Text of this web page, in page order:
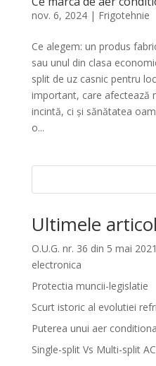
nov. 6, 2024| Frigotehnie
Ce alegem: un produs
sau unul din clasa
split de uz casnic pentru
important, care afectează
incintă, ci și sănătatea
o...
Ultimele
O.U.G. nr. 36 din 5 mai
electronica
Protectia muncii-legislatie
Scurt istoric al evolutiei
Puterea unui aer
Single-split Vs Multi-split